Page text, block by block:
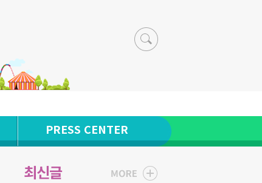
PRESS CENTER
최신글